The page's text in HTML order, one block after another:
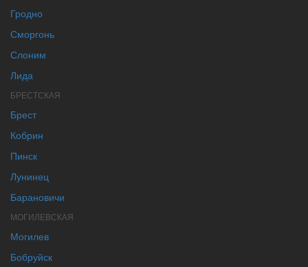
Гродно
Сморгонь
Слоним
Лида
БРЕСТСКАЯ
Брест
Кобрин
Пинск
Лунинец
Барановичи
МОГИЛЕВСКАЯ
Могилев
Бобруйск